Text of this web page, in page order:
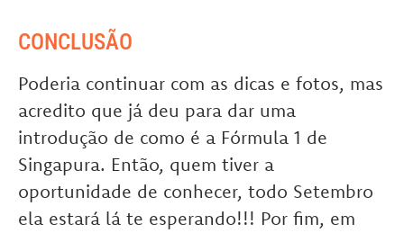
CONCLUSÃO
Poderia continuar com as dicas e fotos, mas
acredito que já deu para dar uma
introdução de como é a Fórmula 1 de
Singapura. Então, quem tiver a
oportunidade de conhecer, todo Setembro
ela estará lá te esperando!!! Por fim, em